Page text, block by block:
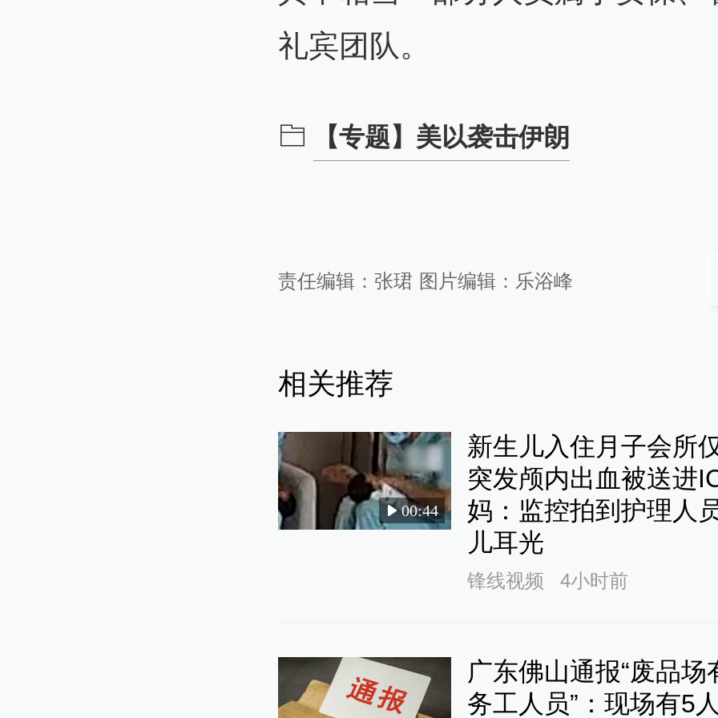
特朗普：恢复对伊朗封锁，将收取海
两成费用
05:52
查看详情
2026-06-28
09:09
伊朗革命卫队：将以果断行动回应
07:27
特朗普称美军打击伊朗导弹和无人
礼宾团队。
【专题】美以袭击伊朗
责任编辑： 张珺 图片编辑： 乐浴峰
相关推荐
00:44
新生儿入住月子会所
突发颅内出血被送进
妈：监控拍到护理人
儿耳光
锋线视频 4小时前
广东佛山通报“废品场
务工人员”：现场有5